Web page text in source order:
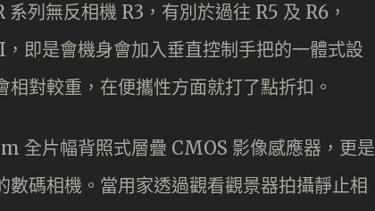
列無反相機 R3，有別於過往 R5 及 R6，
即是會機身會加入垂直控制手把的一體式設
對較重，在便攜性方面就打了點折扣。
全片幅背照式層疊 CMOS 影像感應器，更是
數碼相機。當用家透過觀看觀景器拍攝靜止相